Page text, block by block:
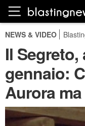
NEWS & VIDEO
Il
gennaio:
Aurora